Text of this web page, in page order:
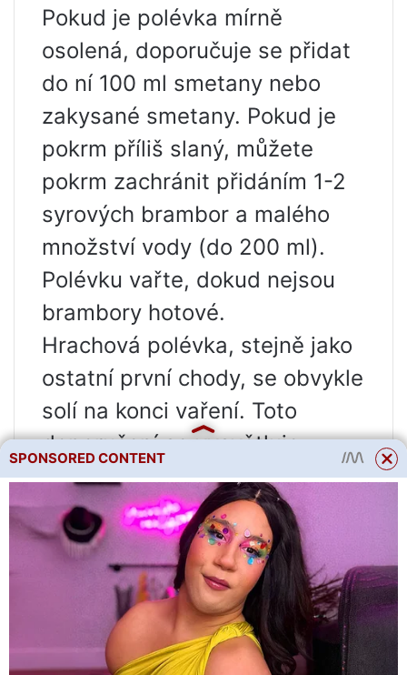
Pokud je polévka mírně
osolená, doporučuje se přidat
do ní 100 ml smetany nebo
zakysané smetany. Pokud je
pokrm příliš slaný, můžete
pokrm zachránit přidáním 1-2
syrových brambor a malého
množství vody (do 200 ml).
Polévku vařte, dokud nejsou
brambory hotové.
Hrachová polévka, stejně jako
ostatní první chody, se obvykle
solí na konci vaření. Toto
doporučení se vysvětluje
skutečností, že tekutina se
během vaření vyvaří a jídlo se
může ukázat jako příliš solené.
Hrách se navíc špatně vaří ve
slané vodě. Aby bylo jídlo
bohaté, husté a bez hrudek,
SPONSORED CONTENT